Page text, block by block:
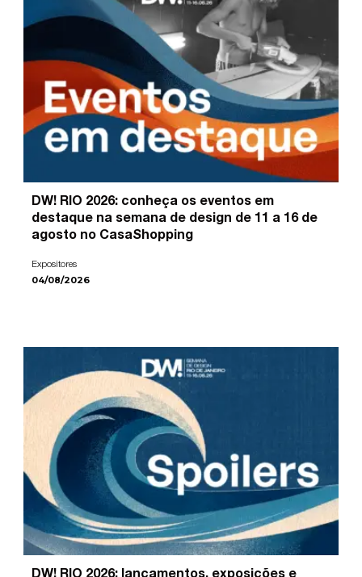
DW! RIO 2026: conheça os eventos em
destaque na semana de design de 11 a 16 de
agosto no CasaShopping
Expositores
04/08/2026